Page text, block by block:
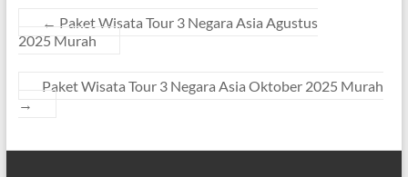
← Paket Wisata Tour 3 Negara Asia Agustus
2025 Murah
Paket Wisata Tour 3 Negara Asia Oktober 2025 Murah
→